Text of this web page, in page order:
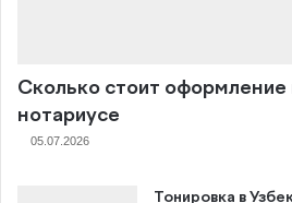
Сколько стоит
нотариусе
05.07.2026
Тонировка в